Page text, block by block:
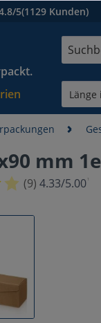
5(1129 Kunden)
mm
(9) 4.33/5.00¹